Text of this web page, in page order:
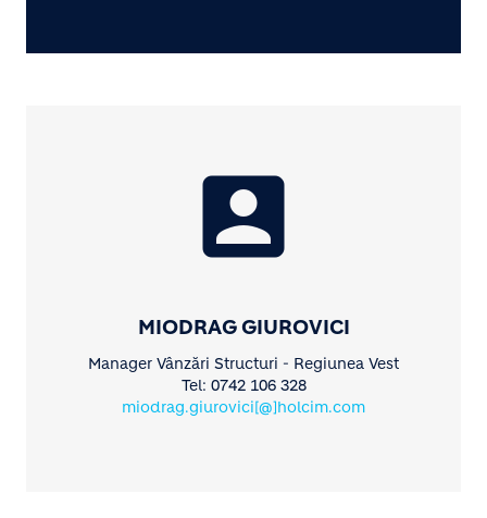
account_box
MIODRAG GIUROVICI
Manager Vânzări Structuri - Regiunea Vest
Tel: 0742 106 328
miodrag.giurovici[@]holcim.com